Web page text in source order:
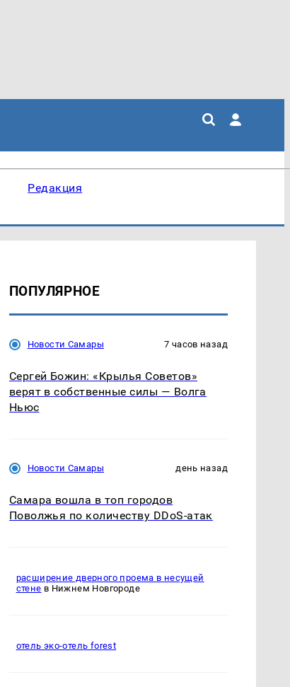
Редакция
ПОПУЛЯРНОЕ
Новости Самары 7 часов назад
Сергей Божин: «Крылья Советов»
верят в собственные силы — Волга
Ньюс
Новости Самары день назад
Самара вошла в топ городов
Поволжья по количеству DDoS-атак
расширение дверного проема в несущей
стене в Нижнем Новгороде
отель эко-отель forest